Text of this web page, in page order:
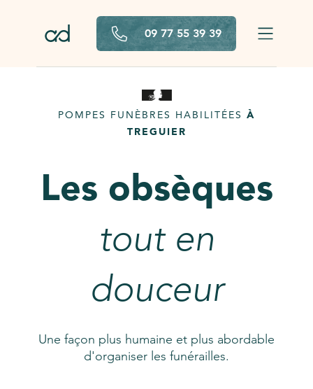
09 77 55 39 39
POMPES FUNÈBRES HABILITÉES À
TREGUIER
Les obsèques
tout en
douceur
Une façon plus humaine et plus abordable
d'organiser les funérailles.